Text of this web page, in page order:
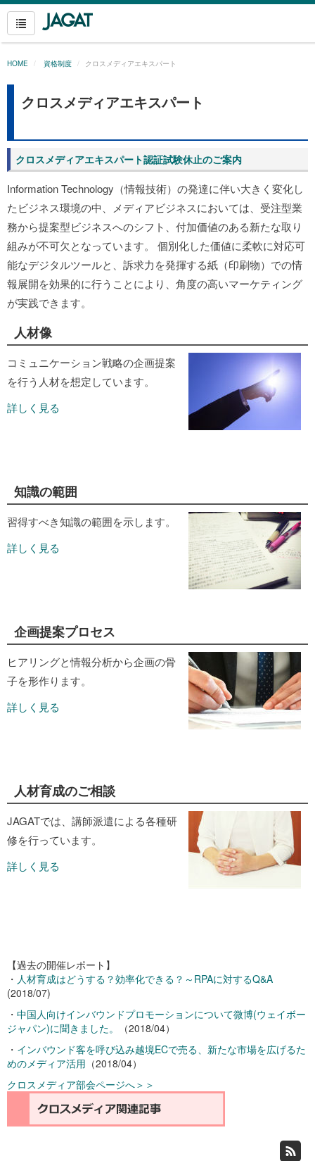
HOME 資格制度 クロスメディアエキスパート
クロスメディアエキスパート
クロスメディアエキスパート認証試験休止のご案内
Information Technology（情報技術）の発達に伴い大きく変化し
たビジネス環境の中、メディアビジネスにおいては、受注型業
務から提案型ビジネスへのシフト、付加価値のある新たな取り
組みが不可欠となっています。 個別化した価値に柔軟に対応可
能なデジタルツールと、訴求力を発揮する紙（印刷物）での情
報展開を効果的に行うことにより、角度の高いマーケティング
が実践できます。
人材像
コミュニケーション戦略の企画提案
を行う人材を想定しています。
詳しく見る
知識の範囲
習得すべき知識の範囲を示します。
詳しく見る
企画提案プロセス
ヒアリングと情報分析から企画の骨
子を形作ります。
詳しく見る
人材育成のご相談
JAGATでは、講師派遣による各種研
修を行っています。
詳しく見る
【過去の開催レポート】
・ 人材育成はどうする？効率化できる？～RPAに対するQ&A
(2018/07)
・ 中国人向けインバウンドプロモーションについて微博(ウェイボー
ジャパン)に聞きました。
（2018/04）
・ インバウンド客を呼び込み越境ECで売る、新たな市場を広げるた
めのメディア活用 （2018/04）
クロスメディア部会ページへ＞＞